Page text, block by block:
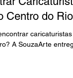
leitura